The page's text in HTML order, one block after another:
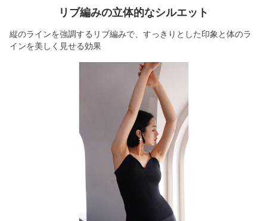
リブ編みの立体的なシルエット
縦のラインを強調するリブ編みで、すっきりとした印象と体のラ
インを美しく見せる効果